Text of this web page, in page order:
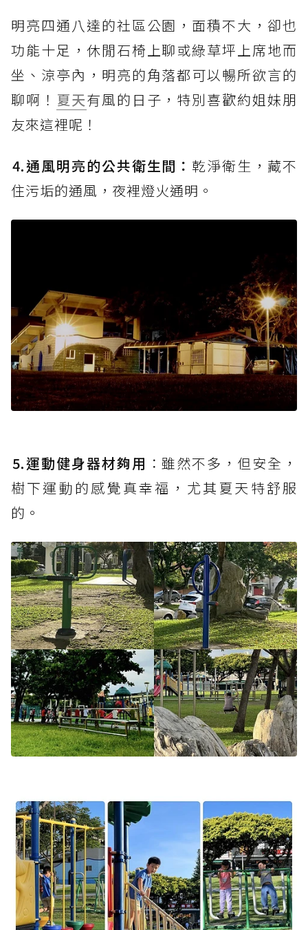
明亮四通八達的社區公園，面積不大，卻也
功能十足，休閒石椅上聊或綠草坪上席地而
坐、涼亭內，明亮的角落都可以暢所欲言的
聊啊！ 夏天有風的日子，特別喜歡約姐妹朋
友來這裡呢！
⒋通風明亮的公共衛生間： 乾淨衛生， 藏不
住污垢的通風，夜裡燈火通明 。
⒌運動健身器材夠用 ：雖然不多，但安全，
樹下運動的感覺真幸福，尤其夏天特舒服
的。